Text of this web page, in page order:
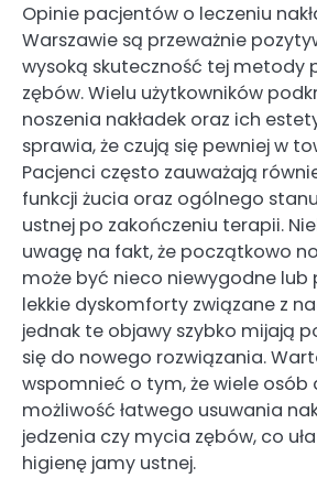
Opinie pacjentów o leczeniu
Warszawie są przeważnie
wysoką skuteczność tej metody
zębów. Wielu użytkowników
noszenia nakładek oraz ich
sprawia, że czują się pewniej w
Pacjenci często zauważają
funkcji żucia oraz ogólnego
ustnej po zakończeniu terapii.
uwagę na fakt, że początkowo
może być nieco niewygodne
lekkie dyskomforty związane z
jednak te objawy szybko mijają
się do nowego rozwiązania.
wspomnieć o tym, że wiele osób
możliwość łatwego usuwania
jedzenia czy mycia zębów, co
higienę jamy ustnej.